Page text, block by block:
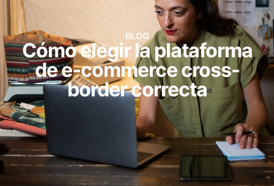
BLOG
Cómo elegir la plataforma
de e-commerce cross-
border correcta